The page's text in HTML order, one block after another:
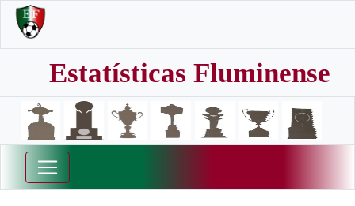
Estatísticas Fluminense